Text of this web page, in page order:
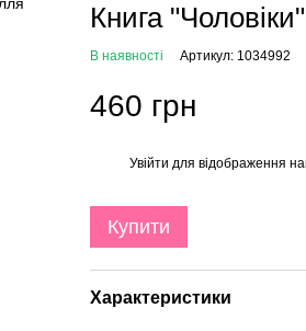
Книга
В наявності Артикул: 1034992
460 грн
Увійти для відображення
Купити
Характеристики